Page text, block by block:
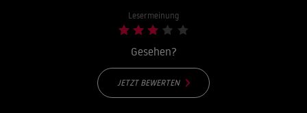
Lesermeinung
Gesehen?
JETZT BEWERTEN